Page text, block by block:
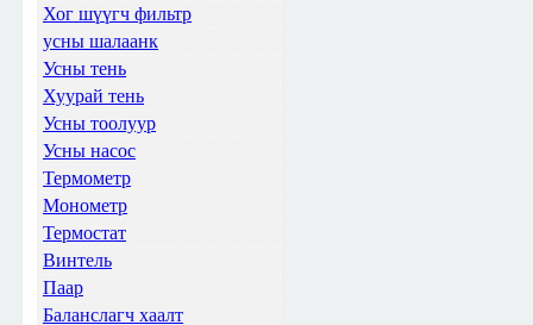
Хог шүүгч фильтр
усны шалаанк
Усны тень
Хуурай тень
Усны тоолуур
Усны насос
Термометр
Монометр
Термостат
Винтель
Паар
Баланслагч хаалт